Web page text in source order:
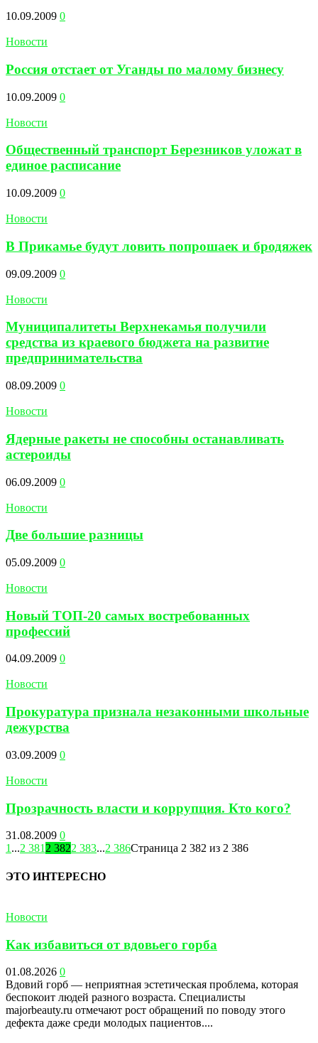
10.09.2009 0
Новости
Россия отстает от Уганды по малому бизнесу
10.09.2009 0
Новости
Общественный транспорт Березников уложат в
единое расписание
10.09.2009 0
Новости
В Прикамье будут ловить попрошаек и бродяжек
09.09.2009 0
Новости
Муниципалитеты Верхнекамья получили
средства из краевого бюджета на развитие
предпринимательства
08.09.2009 0
Новости
Ядерные ракеты не способны останавливать
астероиды
06.09.2009 0
Новости
Две большие разницы
05.09.2009 0
Новости
Новый ТОП-20 самых востребованных
профессий
04.09.2009 0
Новости
Прокуратура признала незаконными школьные
дежурства
03.09.2009 0
Новости
Прозрачность власти и коррупция. Кто кого?
31.08.2009 0
1 ...2 381 2 3822 383...2 386Страница 2 382 из 2 386
ЭТО ИНТЕРЕСНО
Новости
Как избавиться от вдовьего горба
01.08.2026 0
Вдовий горб — неприятная эстетическая проблема, которая
беспокоит людей разного возраста. Специалисты
majorbeauty.ru отмечают рост обращений по поводу этого
дефекта даже среди молодых пациентов....